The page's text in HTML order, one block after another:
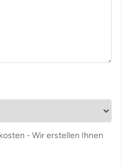
- Wir erstellen Ihnen